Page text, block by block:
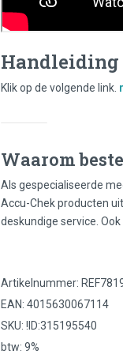
Klik op de volgende link.
Waarom
Als gespecialiseerde
Accu-Chek producten
deskundige service.
Artikelnummer:
EAN: 4015630067114
SKU: !ID:315195540
btw: 9%